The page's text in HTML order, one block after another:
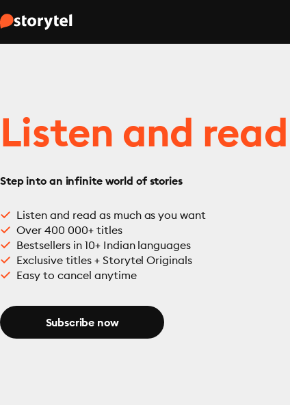
Listen and read
Step into an infinite world of stories
Listen and read as much as you want
Over 400 000+ titles
Bestsellers in 10+ Indian languages
Exclusive titles + Storytel Originals
Easy to cancel anytime
Subscribe now